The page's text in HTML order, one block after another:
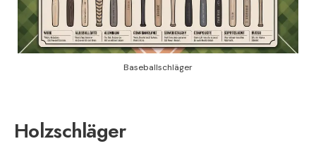
Baseballschläger
Holzschläger